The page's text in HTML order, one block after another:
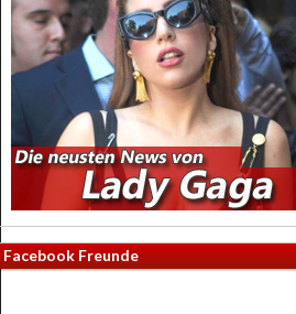
Facebook Freunde